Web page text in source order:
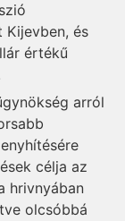
és
értékű
arról
célja az
hrivnyában
olcsóbbá